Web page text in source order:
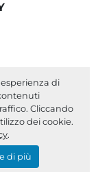
di
Cliccando
dei cookie.
.
di più
Machinio
Cookies